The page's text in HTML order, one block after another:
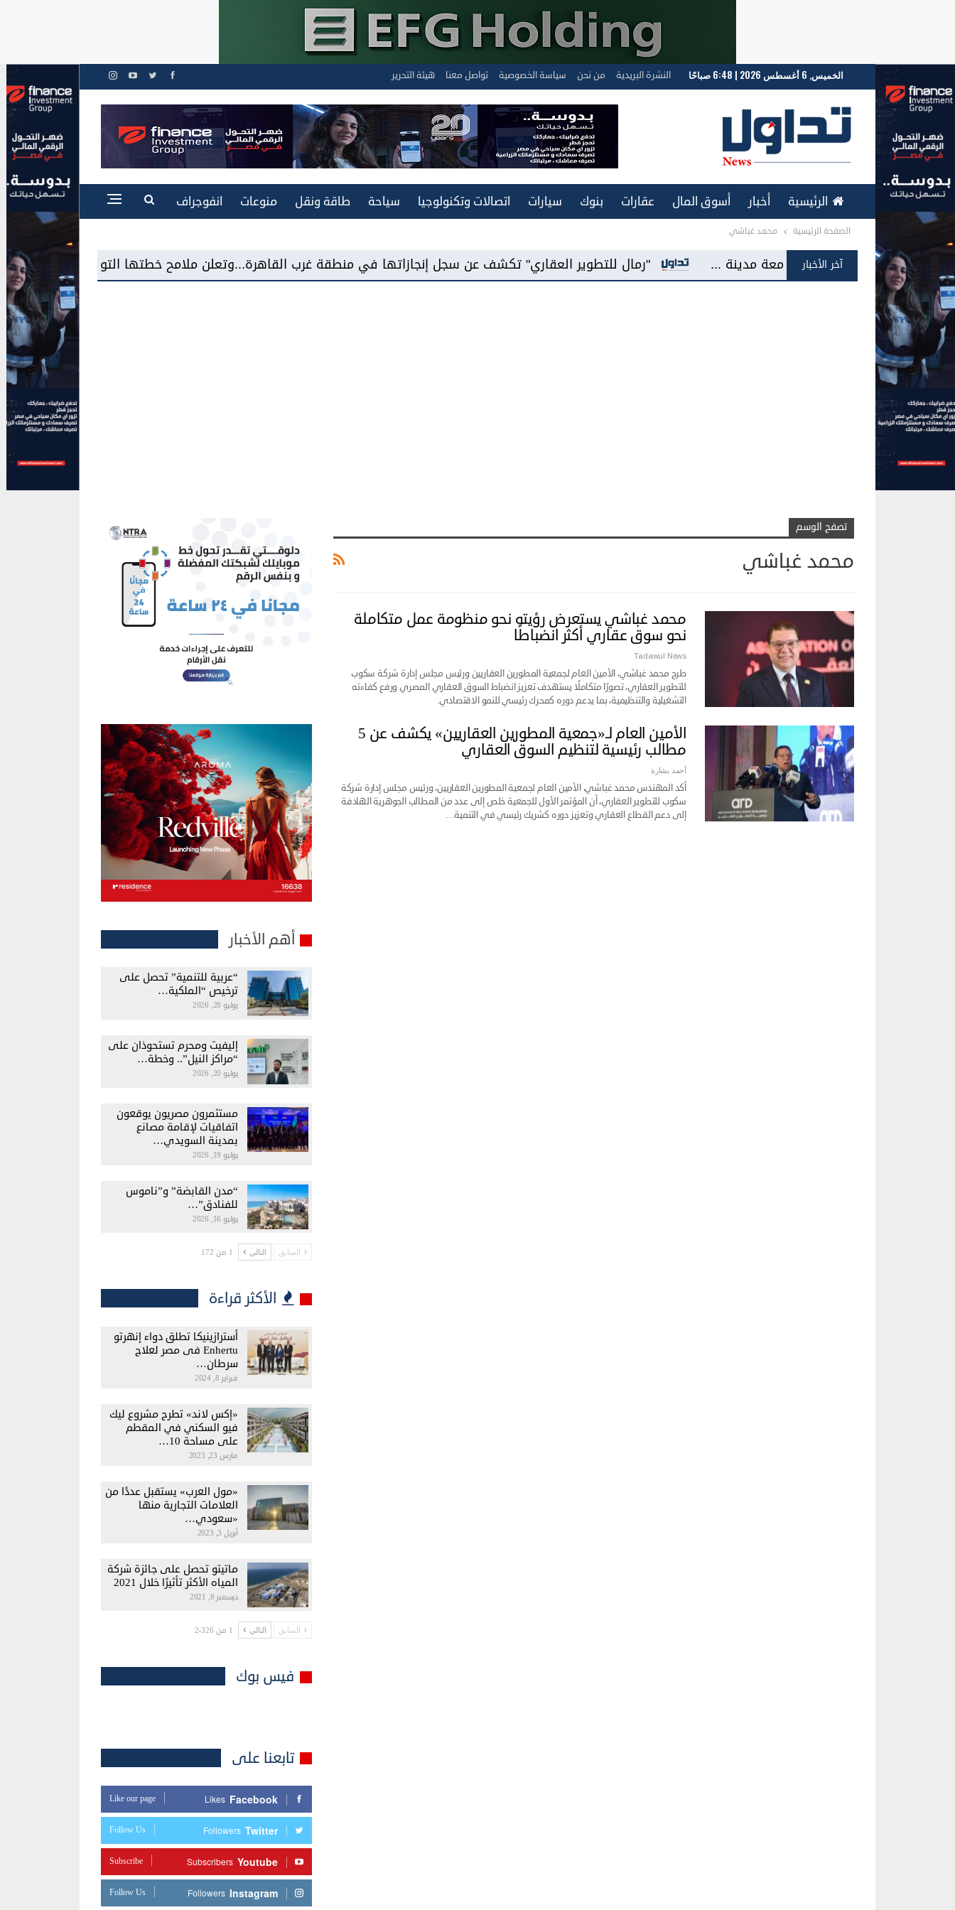
الخميس, 6 أغسطس 2026 | 6:48 صباحًا النشرة البريدية من نحن سياسة الخصوصية تواصل معنا هيئة التحرير
الرئيسية أخبار أسوق المال عقارات بنوك سيارات اتصالات وتكنولوجيا سياحة طاقة ونقل منوعات
انفوجراف
ENGLISH
الصفحة الرئيسية محمد غباشي
آخر الأخبار
شراكة مع جامعة مدينة ... "رمال للتطوير العقاري" تكشف عن سجل إنجازاتها في منطقة غرب القاهرة...وتعلن ملامح خطتها التوسعية شاكر السيد عوض:
تصفح الوسم
محمد غباشي
محمد غباشي يستعرض رؤيته نحو منظومة عمل متكاملة
نحو سوق عقاري أكثر انضباطًا
Tadawul News
طرح محمد غباشي، الأمين العام لجمعية المطورين العقاريين ورئيس مجلس إدارة شركة سكوب
للتطوير العقاري، تصورًا متكاملًا يستهدف تعزيز انضباط السوق العقاري المصري ورفع كفاءته
التشغيلية والتنظيمية، بما يدعم دوره كمحرك رئيسي للنمو الاقتصادي.
الأمين العام لـ«جمعية المطورين العقاريين» يكشف عن 5
مطالب رئيسية لتنظيم السوق العقاري
أحمد بشارة
أكد المهندس محمد غباشي، الأمين العام لجمعية المطورين العقاريين، ورئيس مجلس إدارة شركة
سكوب للتطوير العقاري، أن المؤتمر الأول للجمعية خلص إلى عدد من المطالب الجوهرية الهادفة
إلى دعم القطاع العقاري وتعزيز دوره كشريك رئيسي في التنمية…
أهم الأخبار
“عربية للتنمية” تحصل على
ترخيص “الملكية…
يوليو 28, 2026
إليفيت ومحرم تستحوذان على
“مراكز النيل”.. وخطة…
يوليو 20, 2026
مستثمرون مصريون يوقعون
اتفاقيات لإقامة مصانع
بمدينة السويدي…
يوليو 19, 2026
“مدن القابضة” و”ناموس
للفنادق”…
يوليو 16, 2026
السابق التالي 1 من 172
الأكثر قراءة
أسترازينيكا تطلق دواء إنهرتو
Enhertu فى مصر لعلاج
سرطان…
فبراير 8, 2024
«إكس لاند» تطرح مشروع ليك
فيو السكني في المقطم
على مساحة 10…
مارس 23, 2023
«مول العرب» يستقبل عددًا من
العلامات التجارية منها
«سعودي…
أبريل 3, 2023
ماتيتو تحصل على جائزة شركة
المياه الأكثر تأثيرًا خلال 2021
ديسمبر 8, 2021
السابق التالي 1 من 2٬326
فيس بوك
تابعنا على
Facebook
Likes
Like our page
Twitter
Followers
Follow Us
Youtube
Subscribers
Subscribe
Instagram
Followers
Follow Us